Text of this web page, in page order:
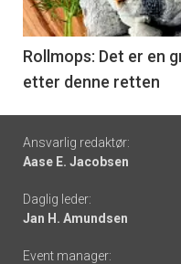
-
6
Rollmops: Det er en
etter denne retten
Footer
-
links
Ansvarlig redaktør:
Aase E. Jacobsen
Daglig leder:
Jan H. Amundsen
Event manager: